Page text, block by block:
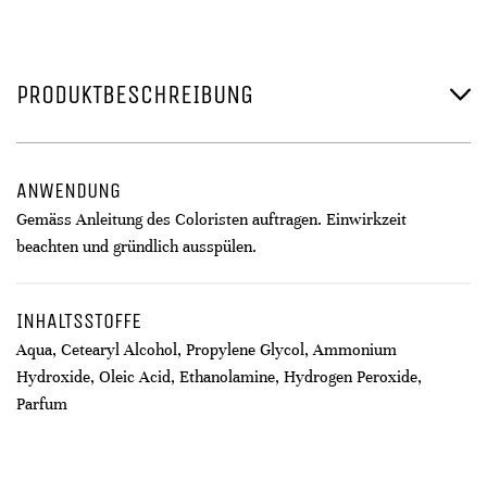
PRODUKTBESCHREIBUNG
ANWENDUNG
Gemäss Anleitung des Coloristen auftragen. Einwirkzeit
beachten und gründlich ausspülen.
INHALTSSTOFFE
Aqua, Cetearyl Alcohol, Propylene Glycol, Ammonium
Hydroxide, Oleic Acid, Ethanolamine, Hydrogen Peroxide,
Parfum